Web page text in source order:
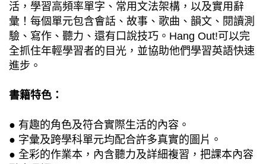
活，學習高頻率單字、常用文法架構，以及實用辭
彙！每個單元包含會話、故事、歌曲、韻文、閱讀測
驗、寫作、聽力、還有口說技巧。Hang Out!可以完
全抓住年輕學習者的目光，並協助他們學習英語快速
進步。
書籍特色：
● 有趣的角色及符合實際生活的內容。
● 字彙及跨學科單元均配合許多真實的圖片。
● 全彩的作業本，內含聽力及詳細複習，把課本內容